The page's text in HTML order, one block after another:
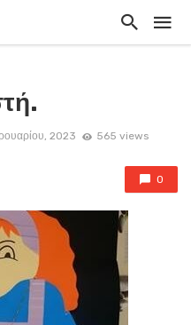
2023 565 views
0